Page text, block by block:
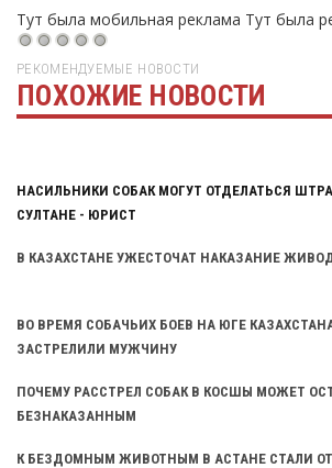
Тут была мобильная реклама Тут была
РЕКОМЕНДУЕМЫЕ НОВОСТИ
ПОХОЖИЕ НОВОСТИ
Тут была реклама
НАСИЛЬНИКИ СОБАК МОГУТ ОТДЕЛАТЬСЯ
СУЛТАНЕ - ЮРИСТ
В КАЗАХСТАНЕ УЖЕСТОЧАТ НАКАЗАНИЕ
ВО ВРЕМЯ СОБАЧЬИХ БОЕВ НА ЮГЕ
ЗАСТРЕЛИЛИ МУЖЧИНУ
ПОЧЕМУ РАССТРЕЛ СОБАК В КОСШЫ МОЖЕТ
БЕЗНАКАЗАННЫМ
К БЕЗДОМНЫМ ЖИВОТНЫМ В АСТАНЕ СТАЛИ